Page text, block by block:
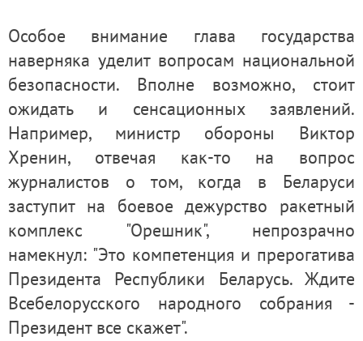
Особое внимание глава государства
наверняка уделит вопросам национальной
безопасности. Вполне возможно, стоит
ожидать и сенсационных заявлений.
Например, министр обороны Виктор
Хренин, отвечая как-то на вопрос
журналистов о том, когда в Беларуси
заступит на боевое дежурство ракетный
комплекс "Орешник", непрозрачно
намекнул: "Это компетенция и прерогатива
Президента Республики Беларусь. Ждите
Всебелорусского народного собрания -
Президент все скажет".